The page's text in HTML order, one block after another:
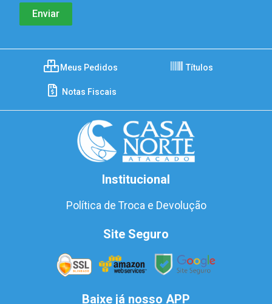
Meus Pedidos Títulos
Notas Fiscais
Institucional
Política de Troca e Devolução
Site Seguro
Baixe já nosso APP